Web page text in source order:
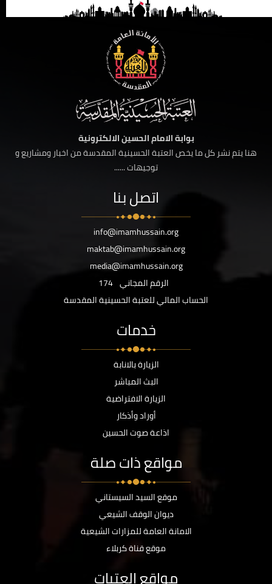
بوابة الامام الحسين الالكترونية
هنا يتم نشر كل ما يخص العتبة الحسينية المقدسة من اخبار ومشاريع و
توجيهات ......
اتصل بنا
info@imamhussain.org
maktab@imamhussain.org
media@imamhussain.org
الرقم المجاني 174
الحساب المالي للعتبة الحسينية المقدسة
خدمات
الزيارة بالانابة
البث المباشر
الزيارة الافتراضية
أوراد وأذكار
اذاعة صوت الحسين
مواقع ذات صلة
موقع السيد السيستاني
ديوان الوقف الشيعي
الامانة العامة للمزارات الشيعية
موقع قناة كربلاء
مواقع العتبات